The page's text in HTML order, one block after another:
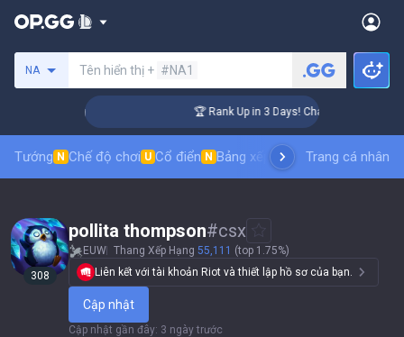
NA Tên hiển thị + #NA1
🏆 Rank Up in 3 Days! Challenger Coaching
Tướng N Chế độ chơi U Cổ điển N Bảng xếp hạng trang phụcthứ
Trang cá nhân
308
pollita thompson#csx
EUW Thang Xếp Hạng 55,111 (top 1.75%)
Liên kết với tài khoản Riot và thiết lập hồ sơ của bạn.
Cập nhật
Cập nhật gần đây: 3 ngày trước